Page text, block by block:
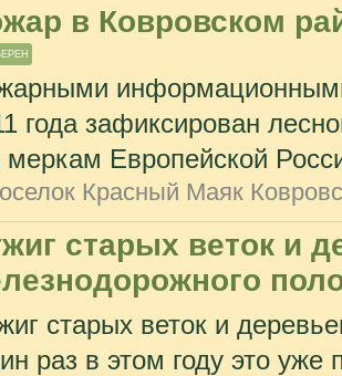
в Ковровском
года зафиксирован
меркам Европейской
Красный Маяк
старых веток и
старых веток и
раз в этом году это